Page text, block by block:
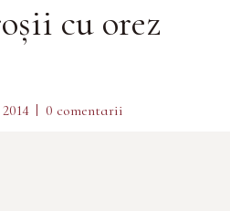
cu orez
0 comentarii